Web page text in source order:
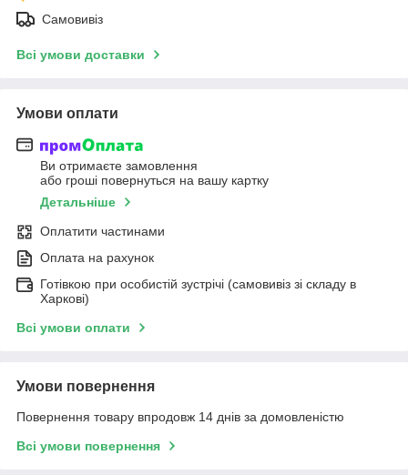
Самовивіз
Всі умови доставки
Умови оплати
Ви отримаєте замовлення
або гроші повернуться на вашу картку
Детальніше
Оплатити частинами
Оплата на рахунок
Готівкою при особистій зустрічі (самовивіз зі складу в
Харкові)
Всі умови оплати
Умови повернення
Повернення товару впродовж 14 днів за домовленістю
Всі умови повернення